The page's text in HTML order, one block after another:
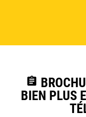
assignment
BIEN PLUS